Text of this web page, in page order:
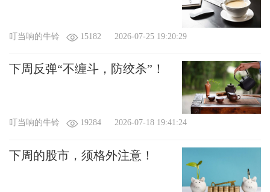
叮当响的牛铃 15182 2026-07-25 19:20:29
下周反弹“不缠斗，防绞杀”！
叮当响的牛铃 19284 2026-07-18 19:41:24
下周的股市，须格外注意！